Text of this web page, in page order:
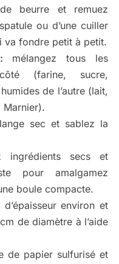
beurre et remuez
ou d’une cuiller
va fondre petit à petit.
: mélangez tous les
(farine, sucre,
de l’autre (lait,
Marnier).
sec et sablez la
ingrédients secs et
pour amalgamez
boule compacte.
environ et
de diamètre à l’aide
de papier sulfurisé et